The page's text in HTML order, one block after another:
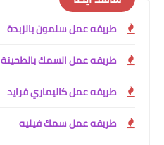
طريقه عمل سلمون بالزبدة
طريقه عمل السمك بالطحينة
طريقه عمل كاليماري فرايد
طريقه عمل سمك فيليه